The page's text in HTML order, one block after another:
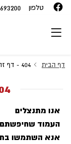
טלפון
דף הבית 404 - דף זה אינו נמצא
404 - דף
אנו מתנצלים
העמוד שחיפשתם
אנא השתמשו